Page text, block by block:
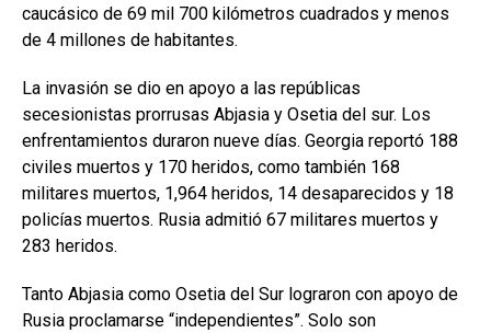
caucásico de 69 mil 700 kilómetros cuadrados y menos
de 4 millones de habitantes.
La invasión se dio en apoyo a las repúblicas
secesionistas prorrusas Abjasia y Osetia del sur. Los
enfrentamientos duraron nueve días. Georgia reportó 188
civiles muertos y 170 heridos, como también 168
militares muertos, 1,964 heridos, 14 desaparecidos y 18
policías muertos. Rusia admitió 67 militares muertos y
283 heridos.
Tanto Abjasia como Osetia del Sur lograron con apoyo de
Rusia proclamarse “independientes”. Solo son